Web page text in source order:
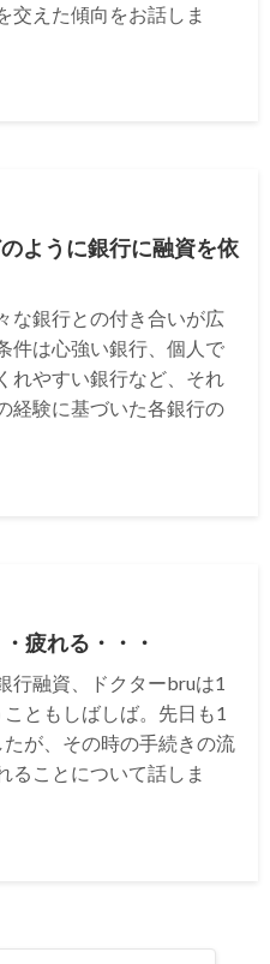
交えた傾向をお話しま
ように銀行に融資を依
な銀行との付き合いが広
件は心強い銀行、個人で
れやすい銀行など、それ
経験に基づいた各銀行の
疲れる・・・
行融資、ドクターbruは1
ともしばしば。先日も1
が、その時の手続きの流
ることについて話しま